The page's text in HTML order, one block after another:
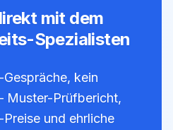
mit dem
Spezialisten
Gespräche, kein
Muster-Prüfbericht,
und ehrliche